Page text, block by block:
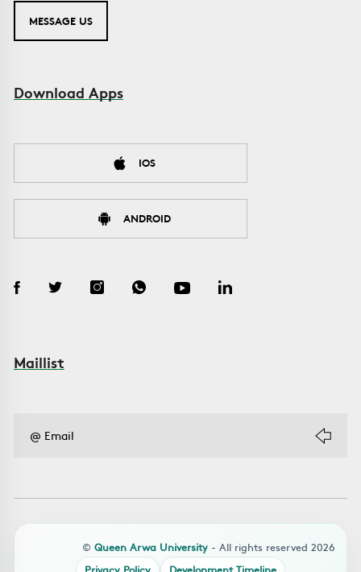
MESSAGE US
Download Apps
IOS
ANDROID
Maillist
© Queen Arwa University - All rights reserved 2026
Privacy Policy
Development Timeline